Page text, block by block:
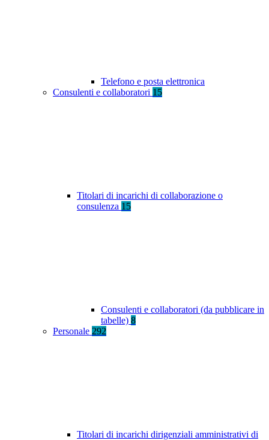
Telefono e posta elettronica
Consulenti e collaboratori 15
Titolari di incarichi di collaborazione o
consulenza 15
Consulenti e collaboratori (da pubblicare in
tabelle) 8
Personale 292
Titolari di incarichi dirigenziali amministrativi di